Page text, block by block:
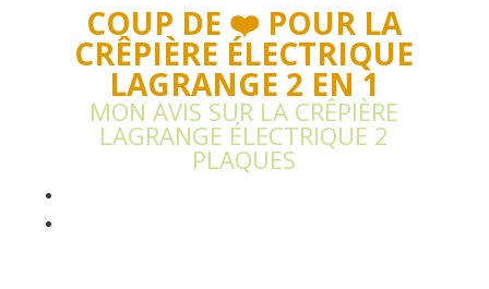
COUP DE ❤️ POUR LA
CRÊPIÈRE ÉLECTRIQUE
LAGRANGE 2 EN 1
MON AVIS SUR LA CRÊPIÈRE
LAGRANGE ÉLECTRIQUE 2
PLAQUES